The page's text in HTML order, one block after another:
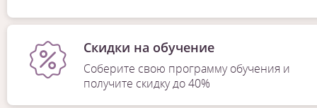
Скидки на обучение
Соберите свою программу обучения и
получите скидку до 40%